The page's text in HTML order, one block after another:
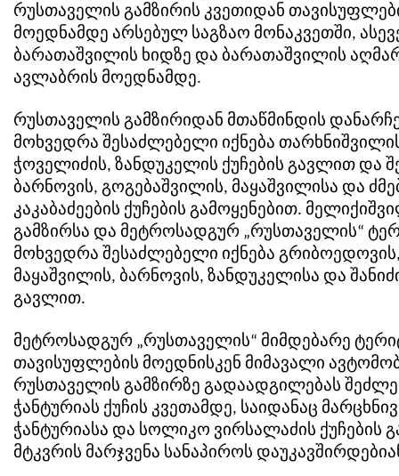
რუსთაველის გამზირის კვეთიდან
მოედნამდე არსებულ საგზაო მონაკვეთში,
ბარათაშვილის ხიდზე და ბარათაშვილის
ავლაბრის მოედნამდე.
რუსთაველის გამზირიდან მთაწმინდის
მოხვედრა შესაძლებელი იქნება
ჭოველიძის, ზანდუკელის ქუჩების გავლით და
ბარნოვის, გოგებაშვილის, მაყაშვილისა და
კაკაბაძეების ქუჩების გამოყენებით.
გამზირსა და მეტროსადგურ „რუსთაველის“
მოხვედრა შესაძლებელი იქნება
მაყაშვილის, ბარნოვის, ზანდუკელისა და
გავლით.
მეტროსადგურ „რუსთაველის“ მიმდებარე
თავისუფლების მოედნისკენ მიმავალი
რუსთაველის გამზირზე გადაადგილებას
ჭანტურიას ქუჩის კვეთამდე, საიდანაც
ჭანტურიასა და სოლიკო ვირსალაძის ქუჩების
მტკვრის მარჯვენა სანაპიროს